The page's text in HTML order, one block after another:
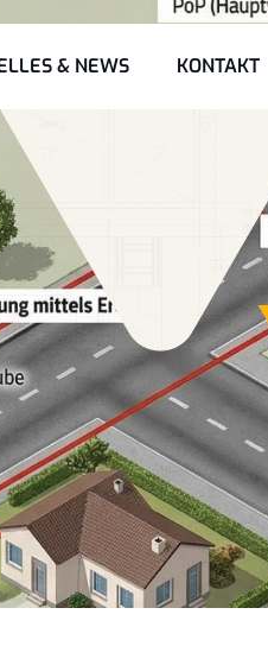
& NEWS KONTAKT